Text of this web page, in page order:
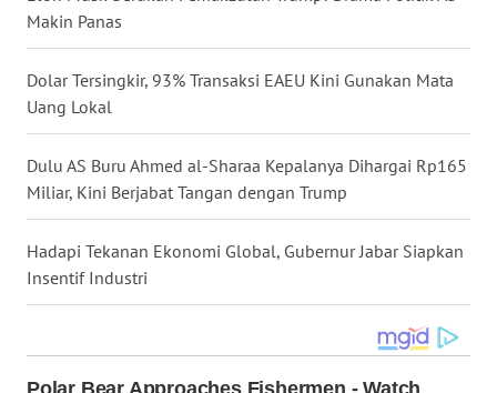
Makin Panas
Dolar Tersingkir, 93% Transaksi EAEU Kini Gunakan Mata
Uang Lokal
Dulu AS Buru Ahmed al-Sharaa Kepalanya Dihargai Rp165
Miliar, Kini Berjabat Tangan dengan Trump
Hadapi Tekanan Ekonomi Global, Gubernur Jabar Siapkan
Insentif Industri
WN
NUSANTARA
WN
JOGJA
WN
JATIM
WN
WN
KALBAR